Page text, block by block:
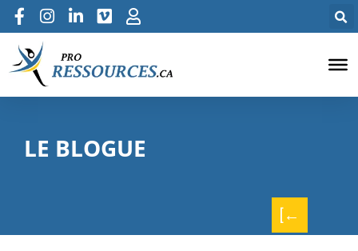
LE BLOGUE
[←